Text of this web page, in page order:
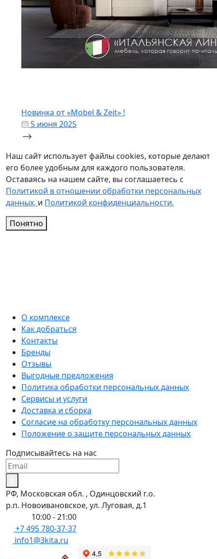
Новинка от «Mobel & Zeit» !
5 июня 2025
Наш сайт использует файлы cookies, которые делают
его более удобным для каждого пользователя.
Оставаясь на нашем сайте, вы соглашаетесь с
Политикой в отношении обработки персональных
данных, и Политикой конфиденциальности.
Понятно
О комплексе
Как добраться
Контакты
Бренды
Отзывы
Выгодные предложения
Политика обработки персональных данных
Сервисы и услуги
Доставка и сборка
Согласие на обработку персональных данных
Положение о защите персональных данных
Подписывайтесь на нас
РФ, Московская обл. , Одинцовский г.о.
р.п. Новоивановское, ул. Луговая, д.1
10:00 - 21:00
+7 495 780-37-37
info1@3kita.ru